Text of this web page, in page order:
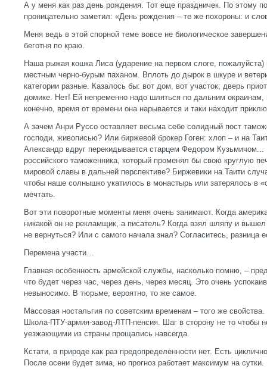
А у меня как раз день рождения. Тот еще праздничек. По этому
проницательно заметил: «День рождения – те же похороны: и
Меня ведь в этой спорной теме вовсе не биологическое
беготня по краю.
Наша рыжая кошка Лиса (ударение на первом слоге, пожалуйста)
местным черно-бурым паханом. Вплоть до дырок в шкуре и
категории разные. Казалось бы: вот дом, вот участок; дверь
домике. Нет! Ей непременно надо шляться по дальним окраинам,
конечно, время от времени она нарывается и таки находит
А зачем Анри Руссо оставляет весьма себе солидный пост
господи, живописью? Или биржевой брокер Гоген: хлоп – и на
Александр вдруг перекидывается старцем Федором Кузьмичом...
российского таможенника, который променял бы свою круглую
мировой славы в дальней перспективе? Биржевики на Таити
чтобы наше солнышко укатилось в монастырь или затерялось в
мечтать.
Вот эти поворотные моменты меня очень занимают. Когда
никакой он не рекламщик, а писатель? Когда взял шляпу и
не вернуться? Или с самого начала знал? Согласитесь, разница
Перемена участи…
Главная особенность армейской службы, насколько помню, –
что будет через час, через день, через месяц. Это очень
невыносимо. В тюрьме, вероятно, то же самое.
Массовая ностальгия по советским временам – того же
Школа-ПТУ-армия-завод-ЛТП-пенсия. Шаг в сторону не то чтобы
уезжающими из страны прощались навсегда.
Кстати, в природе как раз предопределенности нет. Есть
После осени будет зима, но прогноз работает максимум на